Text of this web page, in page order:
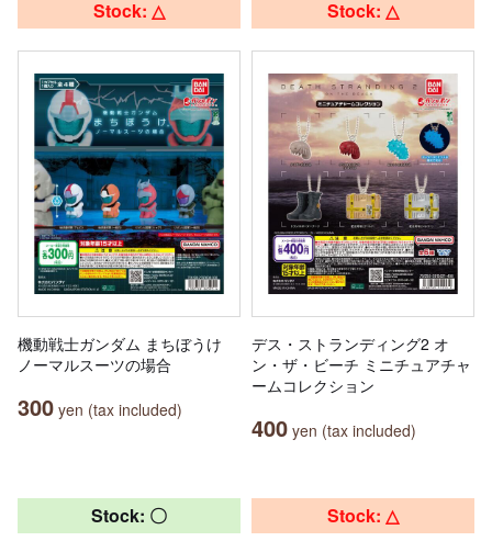
Stock: △
機動戦士ガンダム まちぼうけ
ノーマルスーツの場合
300 yen (tax included)
Stock: △
デス・ストランディング2 オ
ン・ザ・ビーチ ミニチュアチャ
ームコレクション
400 yen (tax included)
Stock: 〇 Stock: △